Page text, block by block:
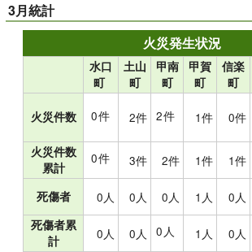
3月統計
火災発生状況
水口
町
土山
町
甲南
町
甲賀
町
信楽
町
火災件数 0件 2件 2件 1件 0件
火災件数
累計
0件 3件 2件 1件 1件
死傷者 0人 0人 0人 1人 0人
死傷者累
計
0人 0人 0人 1人 0人